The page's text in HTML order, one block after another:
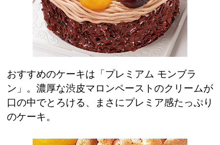
おすすめのケーキは「プレミアム モンブラ
ン」。濃厚な渋皮マロンペーストのクリームが
口の中でとろける、まさにプレミア感たっぷり
のケーキ。